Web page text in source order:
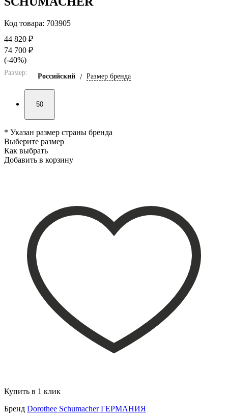
Код товара: 703905
44 820 ₽
74 700 ₽
(-40%)
Размер: Российский / Размер бренда
50
* Указан размер страны бренда
Выберите размер
Как выбрать
Добавить в корзину
Купить в 1 клик
Бренд Dorothee Schumacher ГЕРМАНИЯ